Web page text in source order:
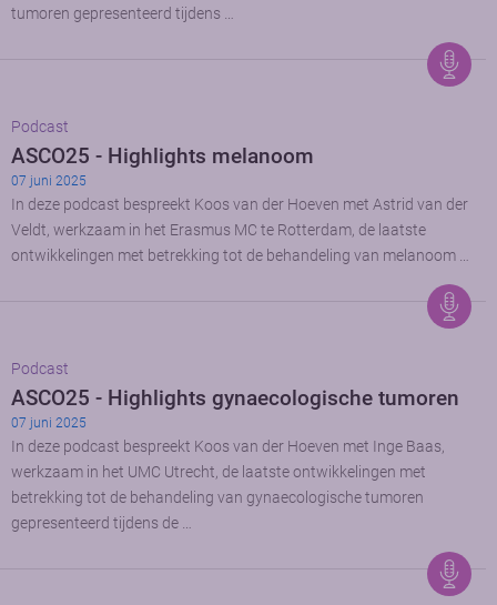
tumoren gepresenteerd tijdens …
Podcast
ASCO25 - Highlights melanoom
07 juni 2025
In deze podcast bespreekt Koos van der Hoeven met Astrid van der
Veldt, werkzaam in het Erasmus MC te Rotterdam, de laatste
ontwikkelingen met betrekking tot de behandeling van melanoom …
Podcast
ASCO25 - Highlights gynaecologische tumoren
07 juni 2025
In deze podcast bespreekt Koos van der Hoeven met Inge Baas,
werkzaam in het UMC Utrecht, de laatste ontwikkelingen met
betrekking tot de behandeling van gynaecologische tumoren
gepresenteerd tijdens de …